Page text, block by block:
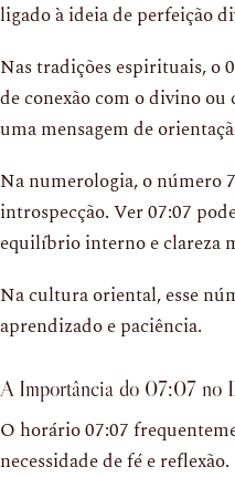
ligado à ideia de perfeição
Nas tradições espirituais, o
de conexão com o divino
uma mensagem de
Na numerologia, o número
introspecção. Ver 07:07
equilíbrio interno e clareza
Na cultura oriental, esse
aprendizado e paciência.
A Importância do 07:07 no
O horário 07:07
necessidade de fé e